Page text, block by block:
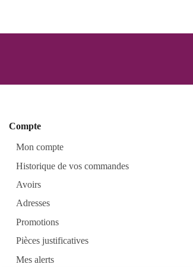
Compte
Mon compte
Historique de vos commandes
Avoirs
Adresses
Promotions
Pièces justificatives
Mes alerts